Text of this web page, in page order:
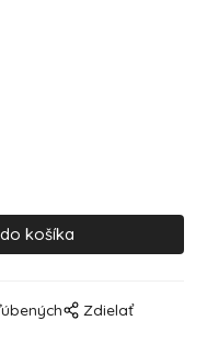
Zdielať